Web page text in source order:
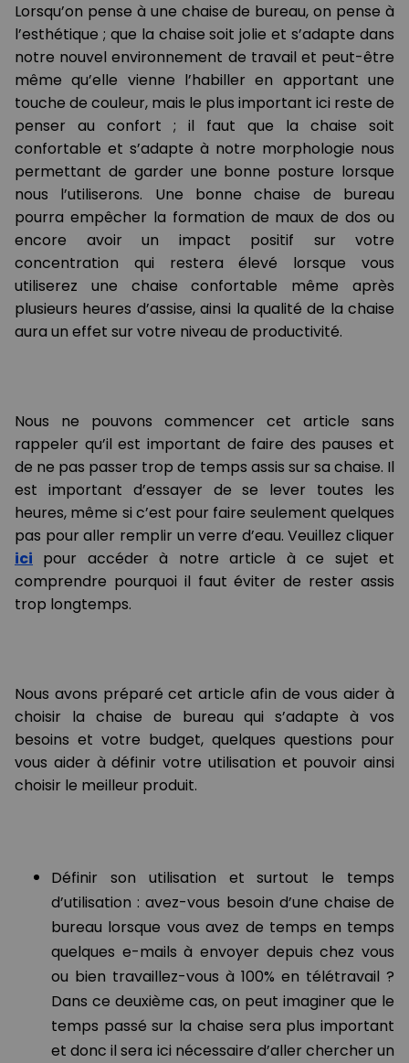
Lorsqu’on pense à une chaise de bureau, on pense à
l’esthétique ; que la chaise soit jolie et s’adapte dans
notre nouvel environnement de travail et peut-être
même qu’elle vienne l’habiller en apportant une
touche de couleur, mais le plus important ici reste de
penser au confort ; il faut que la chaise soit
confortable et s’adapte à notre morphologie nous
permettant de garder une bonne posture lorsque
nous l’utiliserons. Une bonne chaise de bureau
pourra empêcher la formation de maux de dos ou
encore avoir un impact positif sur votre
concentration qui restera élevé lorsque vous
utiliserez une chaise confortable même après
plusieurs heures d’assise, ainsi la qualité de la chaise
aura un effet sur votre niveau de productivité.
Nous ne pouvons commencer cet article sans
rappeler qu’il est important de faire des pauses et
de ne pas passer trop de temps assis sur sa chaise. Il
est important d’essayer de se lever toutes les
heures, même si c’est pour faire seulement quelques
pas pour aller remplir un verre d’eau. Veuillez cliquer
ici pour accéder à notre article à ce sujet et
comprendre pourquoi il faut éviter de rester assis
trop longtemps.
Nous avons préparé cet article afin de vous aider à
choisir la chaise de bureau qui s’adapte à vos
besoins et votre budget, quelques questions pour
vous aider à définir votre utilisation et pouvoir ainsi
choisir le meilleur produit.
Définir son utilisation et surtout le temps
d’utilisation : avez-vous besoin d’une chaise de
bureau lorsque vous avez de temps en temps
quelques e-mails à envoyer depuis chez vous
ou bien travaillez-vous à 100% en télétravail ?
Dans ce deuxième cas, on peut imaginer que le
temps passé sur la chaise sera plus important
et donc il sera ici nécessaire d’aller chercher un